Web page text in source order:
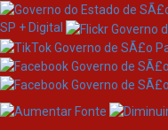
SP + Digital